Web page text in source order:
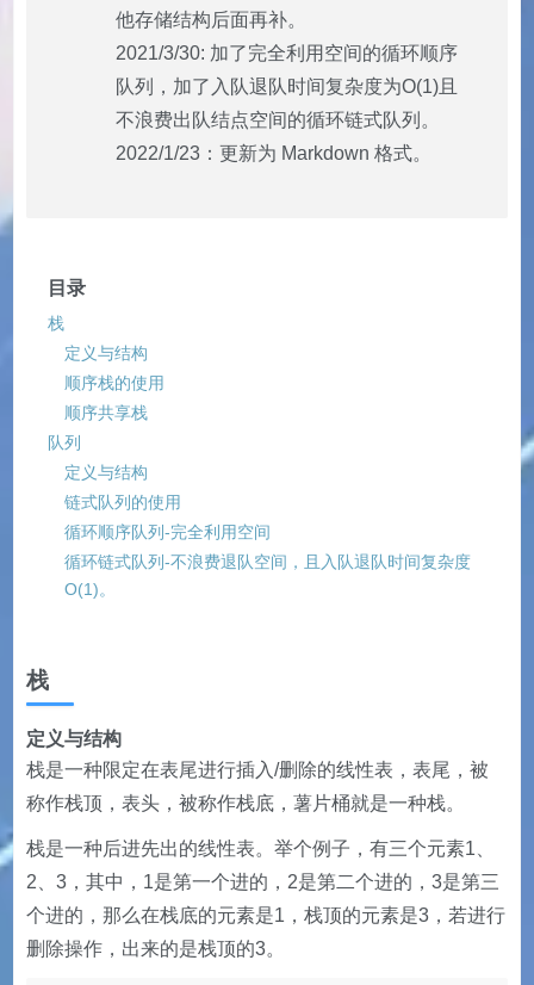
他存储结构后面再补。
2021/3/30: 加了完全利用空间的循环顺序
队列，加了入队退队时间复杂度为O(1)且
不浪费出队结点空间的循环链式队列。
2022/1/23：更新为 Markdown 格式。
目录
栈
定义与结构
顺序栈的使用
顺序共享栈
队列
定义与结构
链式队列的使用
循环顺序队列-完全利用空间
循环链式队列-不浪费退队空间，且入队退队时间复杂度
O(1)。
栈
定义与结构
栈是一种限定在表尾进行插入/删除的线性表，表尾，被
称作栈顶，表头，被称作栈底，薯片桶就是一种栈。
栈是一种后进先出的线性表。举个例子，有三个元素1、
2、3，其中，1是第一个进的，2是第二个进的，3是第三
个进的，那么在栈底的元素是1，栈顶的元素是3，若进行
删除操作，出来的是栈顶的3。